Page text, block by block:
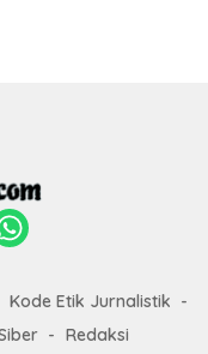
Kode Etik Jurnalistik
Redaksi